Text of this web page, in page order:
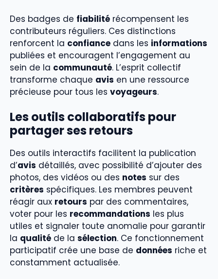
Des badges de fiabilité récompensent les
contributeurs réguliers. Ces distinctions
renforcent la confiance dans les informations
publiées et encouragent l’engagement au
sein de la communauté. L’esprit collectif
transforme chaque avis en une ressource
précieuse pour tous les voyageurs.
Les outils collaboratifs pour
partager ses retours
Des outils interactifs facilitent la publication
d’avis détaillés, avec possibilité d’ajouter des
photos, des vidéos ou des notes sur des
critères spécifiques. Les membres peuvent
réagir aux retours par des commentaires,
voter pour les recommandations les plus
utiles et signaler toute anomalie pour garantir
la qualité de la sélection. Ce fonctionnement
participatif crée une base de données riche et
constamment actualisée.